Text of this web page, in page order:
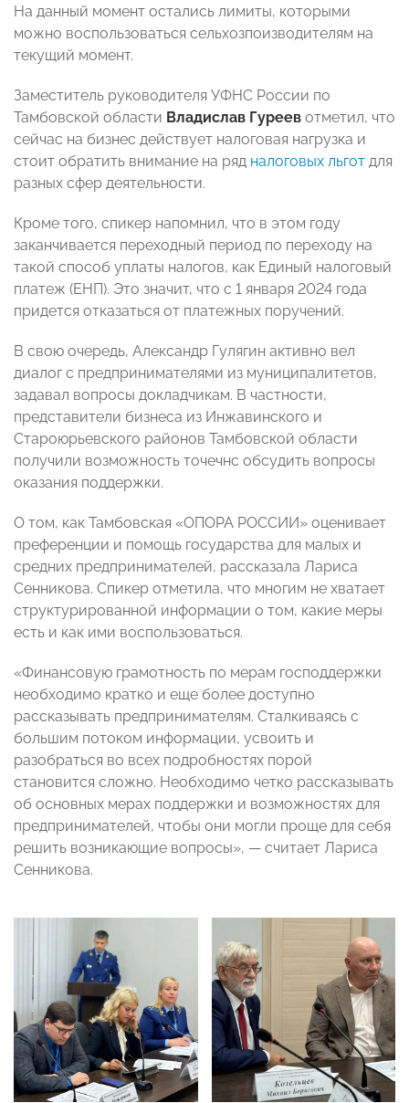
На данный момент остались лимиты, которыми
можно воспользоваться сельхозпоизводителям на
текущий момент.
Заместитель руководителя УФНС России по
Тамбовской области Владислав Гуреев отметил, что
сейчас на бизнес действует налоговая нагрузка и
стоит обратить внимание на ряд налоговых льгот для
разных сфер деятельности.
Кроме того, спикер напомнил, что в этом году
заканчивается переходный период по переходу на
такой способ уплаты налогов, как Единый налоговый
платеж (ЕНП). Это значит, что с 1 января 2024 года
придется отказаться от платежных поручений.
В свою очередь, Александр Гулягин активно вел
диалог с предпринимателями из муниципалитетов,
задавал вопросы докладчикам. В частности,
представители бизнеса из Инжавинского и
Староюрьевского районов Тамбовской области
получили возможность точечнс обсудить вопросы
оказания поддержки.
О том, как Тамбовская «ОПОРА РОССИИ» оценивает
преференции и помощь государства для малых и
средних предпринимателей, рассказала Лариса
Сенникова. Спикер отметила, что многим не хватает
структурированной информации о том, какие меры
есть и как ими воспользоваться.
«Финансовую грамотность по мерам господдержки
необходимо кратко и еще более доступно
рассказывать предпринимателям. Сталкиваясь с
большим потоком информации, усвоить и
разобраться во всех подробностях порой
становится сложно. Необходимо четко рассказывать
об основных мерах поддержки и возможностях для
предпринимателей, чтобы они могли проще для себя
решить возникающие вопросы», — считает Лариса
Сенникова.